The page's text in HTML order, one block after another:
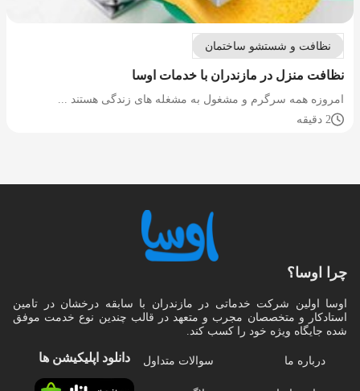
نظافت و شستشو ساختمان
نظافت منزل در مازندران با خدمات اوسا
امروزه همه سرگرم و مشغول به مشغله های زندگی هستند ...
2 دقیقه
چرا اوسا؟
اوسا اولین شرکت خدماتی در مازندران با سابقه درخشان در تامین
استادکار و متخصصان مجرب و متعهد در قالب چندین نوع خدمت موفق
شده جایگاه ویژه خود را کسب کند.
درباره ما سوالات متداول دانلود اپلیکیشن‌ ها